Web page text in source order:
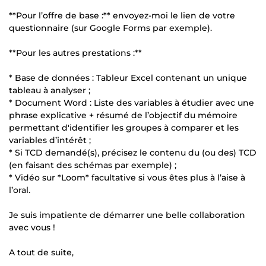
**Pour l’offre de base :** envoyez-moi le lien de votre
questionnaire (sur Google Forms par exemple).
**Pour les autres prestations :**
* Base de données : Tableur Excel contenant un unique
tableau à analyser ;
* Document Word : Liste des variables à étudier avec une
phrase explicative + résumé de l’objectif du mémoire
permettant d'identifier les groupes à comparer et les
variables d’intérêt ;
* Si TCD demandé(s), précisez le contenu du (ou des) TCD
(en faisant des schémas par exemple) ;
* Vidéo sur *Loom* facultative si vous êtes plus à l’aise à
l’oral.
Je suis impatiente de démarrer une belle collaboration
avec vous !
A tout de suite,